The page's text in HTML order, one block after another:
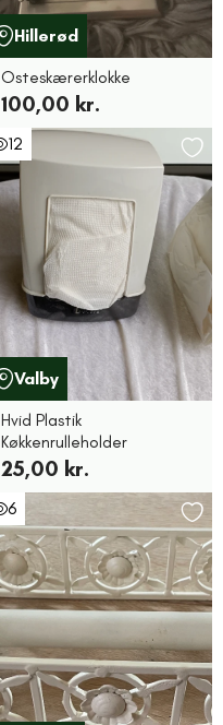
Hillerød
Osteskærerklokke
100,00 kr.
12
Valby
Hvid Plastik
Køkkenrulleholder
25,00 kr.
6